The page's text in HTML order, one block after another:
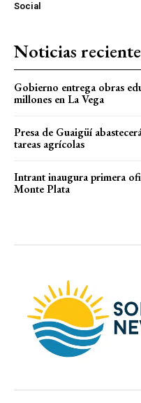
Social
Noticias
Gobierno entrega obras
millones en La Vega
Presa de Guaigüí
tareas agrícolas
Intrant inaugura primera
Monte Plata